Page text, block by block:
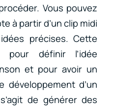
Vous pouvez
à partir d’un clip midi
précises. Cette
définir l’idée
et pour avoir un
d’un
de générer des